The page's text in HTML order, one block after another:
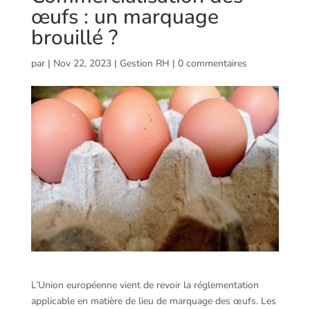
œufs : un marquage
brouillé ?
par | Nov 22, 2023| Gestion RH | 0 commentaires
L’Union européenne vient de revoir la réglementation
applicable en matière de lieu de marquage des œufs. Les